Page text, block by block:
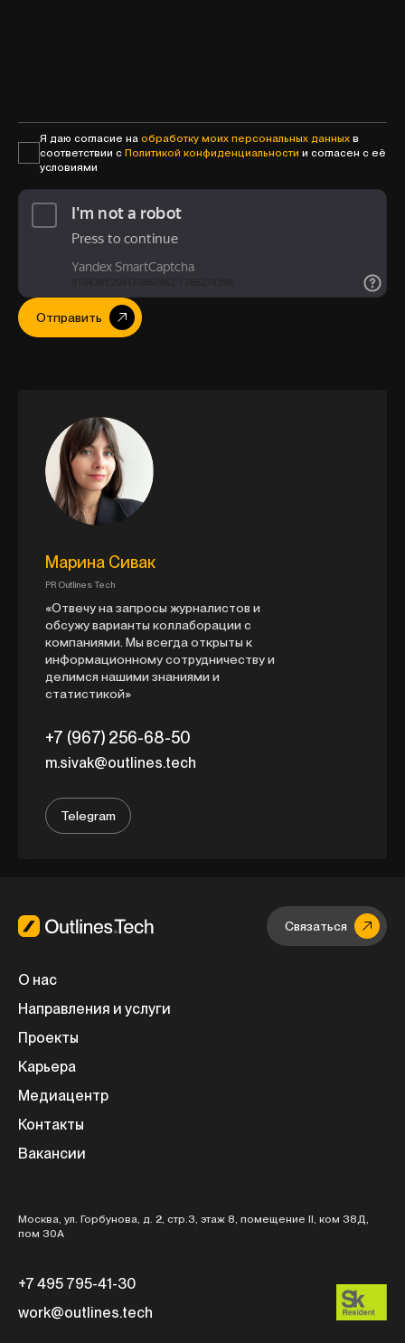
Я даю согласие на обработку моих персональных данных в
соответствии с Политикой конфиденциальности и согласен с её
условиями
Отправить
Марина Сивак
PR Outlines Tech
«Отвечу на запросы журналистов и
обсужу варианты коллаборации с
компаниями. Мы всегда открыты к
информационному сотрудничеству и
делимся нашими знаниями и
статистикой»
+7 (967) 256-68-50
m.sivak@outlines.tech
Telegram
Связаться
О нас
Направления и услуги
Проекты
Карьера
Медиацентр
Контакты
Вакансии
Москва, ул. Горбунова, д. 2, стр.3, этаж 8, помещение II, ком 38Д,
пом 30А
+7 495 795-41-30
work@outlines.tech